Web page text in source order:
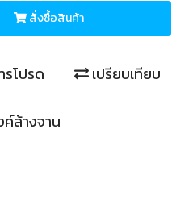
สั่งซื้อสินค้า
รโปรด เปรียบเทียบ
ค์ล้างจาน